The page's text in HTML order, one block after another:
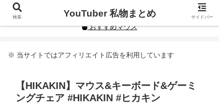
YouTuberや人気インフルエンサーの私物まとめです。
おすすめマウス
※ 当サイトではアフィリエイト広告を利用しています
【HIKAKIN】マウス&キーボード&ゲーミ
ングチェア #HIKAKIN #ヒカキン
検索 YouTuber 私物まとめ サイドバー